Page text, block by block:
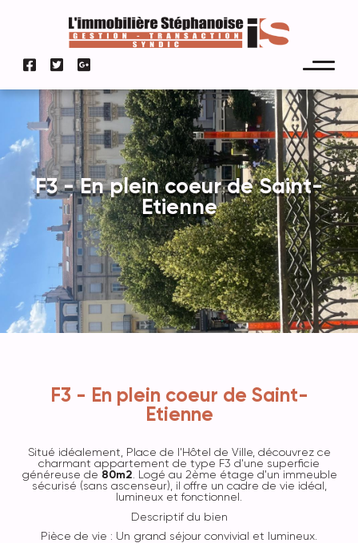
F3 - En plein coeur de Saint-
Etienne
F3 - En plein coeur de Saint-
Etienne
Situé idéalement, Place de l'Hôtel de Ville, découvrez ce
charmant appartement de type F3 d'une superficie
généreuse de 80m2. Logé au 2ème étage d'un immeuble
sécurisé (sans ascenseur), il offre un cadre de vie idéal,
lumineux et fonctionnel.
Descriptif du bien
Pièce de vie : Un grand séjour convivial et lumineux.